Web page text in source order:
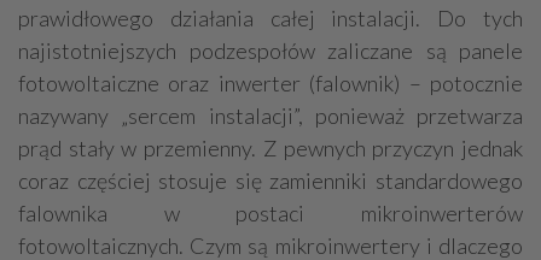
Kable, przewody
Odkurzacze centralne
prawidłowego działania całej instalacji. Do tych
najistotniejszych podzespołów zaliczane są panele
fotowoltaiczne oraz inwerter (falownik) – potocznie
nazywany „sercem instalacji”, ponieważ przetwarza
prąd stały w przemienny. Z pewnych przyczyn jednak
coraz częściej stosuje się zamienniki standardowego
falownika w postaci mikroinwerterów
fotowoltaicznych. Czym są mikroinwertery i dlaczego